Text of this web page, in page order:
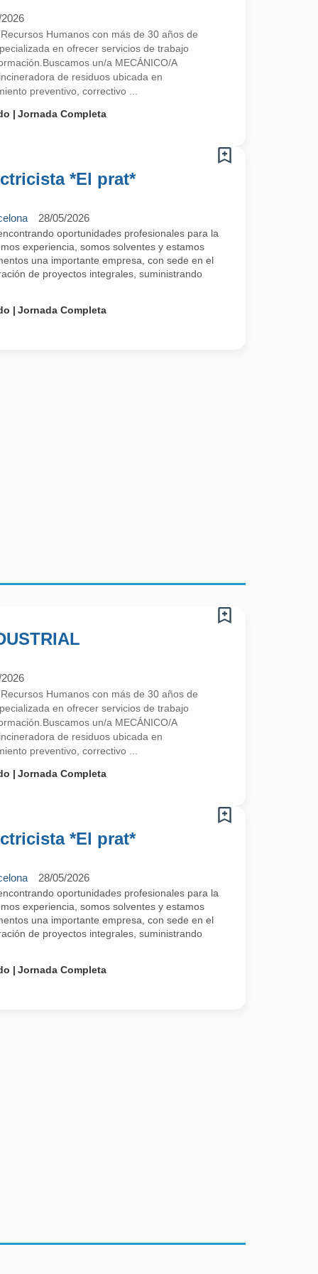
Humanos con más de 30 años de
en ofrecer servicios de trabajo
un/a MECÁNICO/A
de residuos ubicada en
preventivo, correctivo ...
Jornada Completa
*El prat*
28/05/2026
oportunidades profesionales para la
experiencia, somos solventes y estamos
una importante empresa, con sede en el
de proyectos integrales, suministrando
Jornada Completa
Humanos con más de 30 años de
en ofrecer servicios de trabajo
un/a MECÁNICO/A
de residuos ubicada en
preventivo, correctivo ...
Jornada Completa
*El prat*
28/05/2026
oportunidades profesionales para la
experiencia, somos solventes y estamos
una importante empresa, con sede en el
de proyectos integrales, suministrando
Jornada Completa